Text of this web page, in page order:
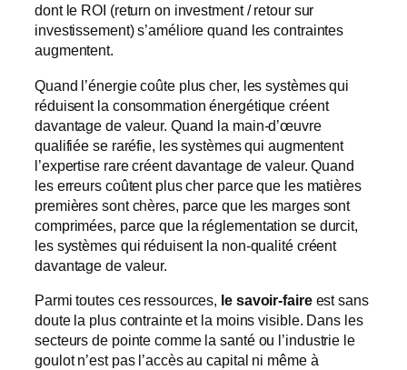
dont le ROI (return on investment / retour sur
investissement) s’améliore quand les contraintes
augmentent.
Quand l’énergie coûte plus cher, les systèmes qui
réduisent la consommation énergétique créent
davantage de valeur. Quand la main-d’œuvre
qualifiée se raréfie, les systèmes qui augmentent
l’expertise rare créent davantage de valeur. Quand
les erreurs coûtent plus cher parce que les matières
premières sont chères, parce que les marges sont
comprimées, parce que la réglementation se durcit,
les systèmes qui réduisent la non-qualité créent
davantage de valeur.
Parmi toutes ces ressources, le savoir-faireest sans
doute la plus contrainte et la moins visible. Dans les
secteurs de pointe comme la santé ou l’industrie le
goulot n’est pas l’accès au capital ni même à